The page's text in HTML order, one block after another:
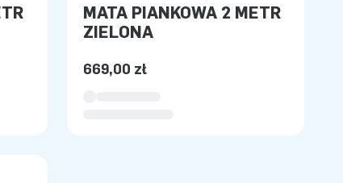
MATA PIANKOWA 2 METR
ZIELONA
669,00 zł